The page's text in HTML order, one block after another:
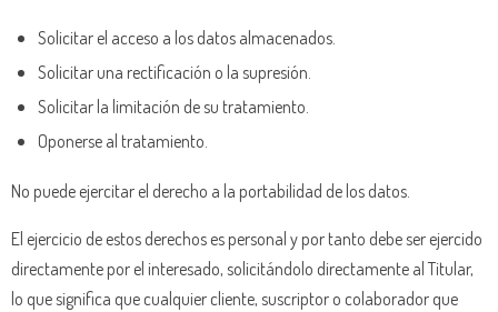
Solicitar el acceso a los datos almacenados.
Solicitar una rectificación o la supresión.
Solicitar la limitación de su tratamiento.
Oponerse al tratamiento.
No puede ejercitar el derecho a la portabilidad de los datos.
El ejercicio de estos derechos es personal y por tanto debe ser ejercido
directamente por el interesado, solicitándolo directamente al Titular,
lo que significa que cualquier cliente, suscriptor o colaborador que